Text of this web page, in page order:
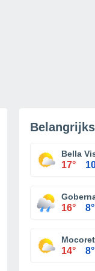
Bella
17°
16° 8°
14° 8°